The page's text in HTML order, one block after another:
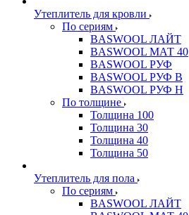
Утеплитель для кровли
По сериям
BASWOOL ЛАЙТ
BASWOOL МАТ 40
BASWOOL РУФ
BASWOOL РУФ В
BASWOOL РУФ Н
По толщине
Толщина 100
Толщина 30
Толщина 40
Толщина 50
Утеплитель для пола
По сериям
BASWOOL ЛАЙТ